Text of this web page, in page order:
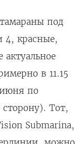
под
4, красные,
актуальное
в 11.15
июня по
Тот,
Submarina,